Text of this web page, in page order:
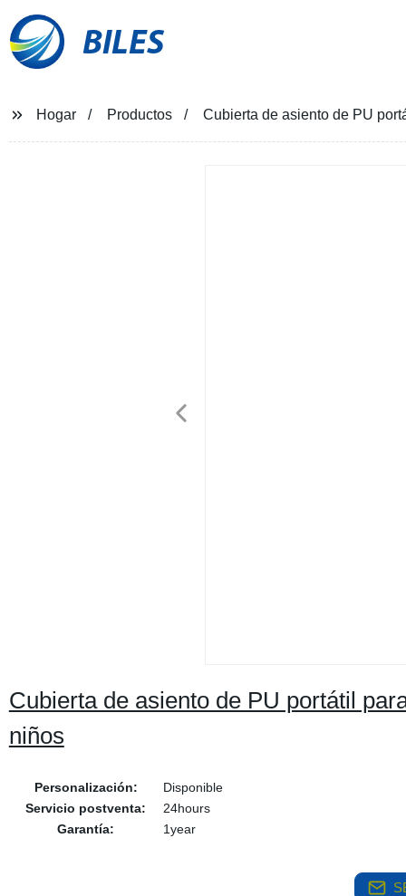
BILES
Hogar Productos Cubierta de asiento de PU
Cubierta de asiento de PU portátil
niños
Personalización:
Disponible
Servicio postventa:
24hours
Garantía:
1year